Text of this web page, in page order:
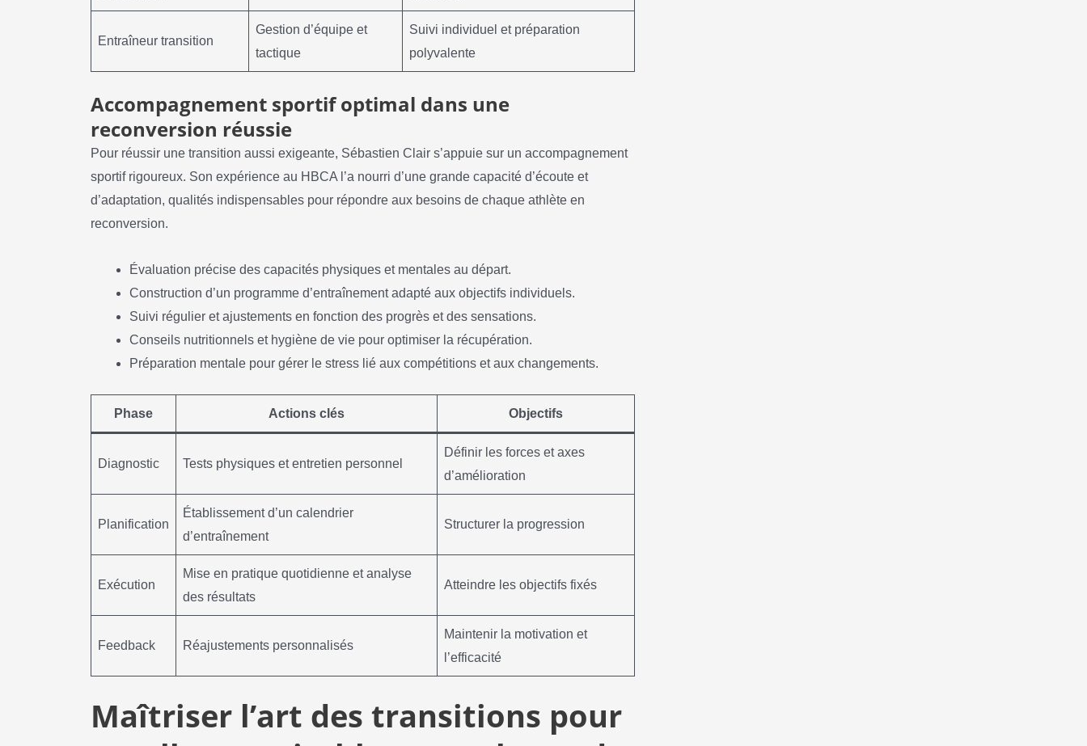
Entraîneur transition
Gestion d’équipe et
tactique
Suivi individuel et préparation
polyvalente
Accompagnement sportif optimal dans une
reconversion réussie
Pour réussir une transition aussi exigeante, Sébastien Clair s’appuie sur un accompagnement
sportif rigoureux. Son expérience au HBCA l’a nourri d’une grande capacité d’écoute et
d’adaptation, qualités indispensables pour répondre aux besoins de chaque athlète en
reconversion.
Évaluation précise des capacités physiques et mentales au départ.
Construction d’un programme d’entraînement adapté aux objectifs individuels.
Suivi régulier et ajustements en fonction des progrès et des sensations.
Conseils nutritionnels et hygiène de vie pour optimiser la récupération.
Préparation mentale pour gérer le stress lié aux compétitions et aux changements.
Phase Actions clés Objectifs
Diagnostic Tests physiques et entretien personnel
Définir les forces et axes
d’amélioration
Planification
Établissement d’un calendrier
d’entraînement
Structurer la progression
Exécution
Mise en pratique quotidienne et analyse
des résultats
Atteindre les objectifs fixés
Feedback Réajustements personnalisés
Maintenir la motivation et
l’efficacité
Maîtriser l’art des transitions pour